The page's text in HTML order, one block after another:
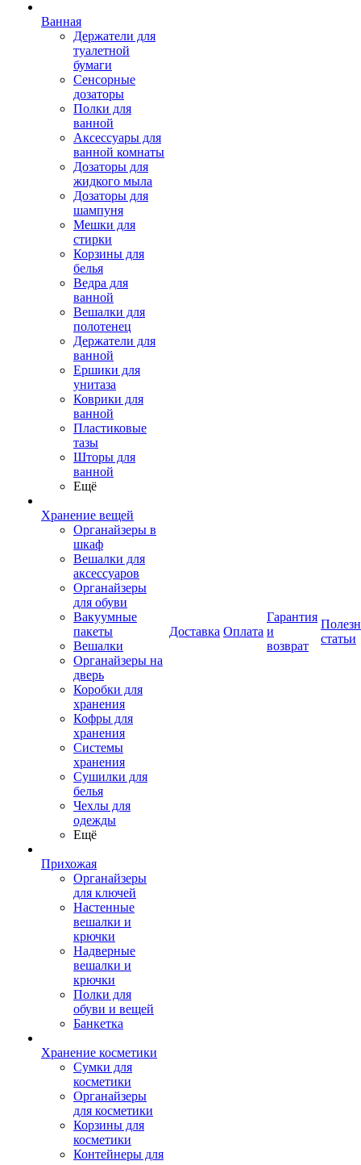
Ванная
Держатели для
туалетной
бумаги
Сенсорные
дозаторы
Полки для
ванной
Аксессуары для
ванной комнаты
Дозаторы для
жидкого мыла
Дозаторы для
шампуня
Мешки для
стирки
Корзины для
белья
Ведра для
ванной
Вешалки для
полотенец
Держатели для
ванной
Ершики для
унитаза
Коврики для
ванной
Пластиковые
тазы
Шторы для
ванной
Ещё
Хранение вещей
Органайзеры в
шкаф
Вешалки для
аксессуаров
Органайзеры
для обуви
Вакуумные
пакеты
Вешалки
Органайзеры на
дверь
Коробки для
хранения
Кофры для
хранения
Системы
хранения
Сушилки для
белья
Чехлы для
одежды
Ещё
Прихожая
Органайзеры
для ключей
Настенные
вешалки и
крючки
Надверные
вешалки и
крючки
Полки для
обуви и вещей
Банкетка
Хранение косметики
Сумки для
косметики
Органайзеры
для косметики
Корзины для
косметики
Контейнеры для
Доставка Оплата
Гарантия
и
возврат
статьи